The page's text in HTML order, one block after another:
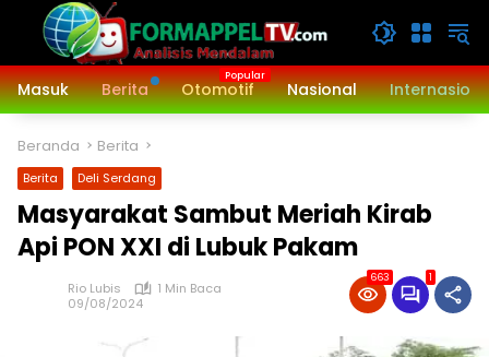
Langsung
konten
Masuk
Berita Otomotif Nasional
Beranda Berita
Berita Deli Serdang
Masyarakat Sambut Meriah Kirab
Api PON XXI di Lubuk Pakam
Rio Lubis
1 Min Baca
09/08/2024
663 1